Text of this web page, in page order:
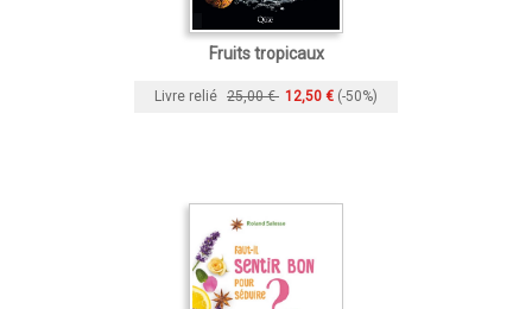
Fruits tropicaux
Livre relié 25,00 € 12,50 € (-50%)